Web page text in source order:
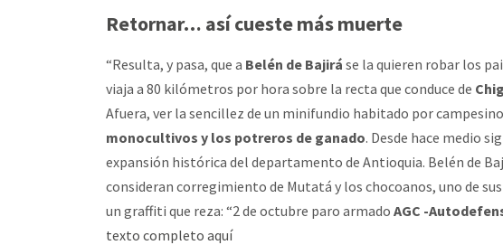
Retornar… así cueste más muerte
“Resulta, y pasa, que a Belén de Bajirá se la quieren robar los
viaja a 80 kilómetros por hora sobre la recta que conduce de
Afuera, ver la sencillez de un minifundio habitado por
monocultivos y los potreros de ganado. Desde hace medio
expansión histórica del departamento de Antioquia. Belén de
consideran corregimiento de Mutatá y los chocoanos, uno de
un graffiti que reza: “2 de octubre paro armado AGC -
texto completo aquí